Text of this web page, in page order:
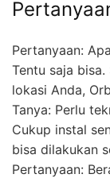
Pertanyaan:
Tentu saja
lokasi Anda,
Tanya: Perlu
Cukup instal
bisa dilakukan
Pertanyaan: